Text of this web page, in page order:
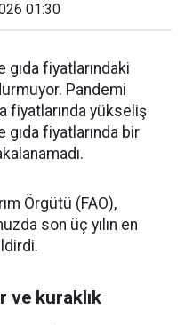
01:30
gıda fiyatlarındaki
Pandemi
fiyatlarında yükseliş
gıda fiyatlarında bir
Örgütü (FAO),
son üç yılın en
ve kuraklık